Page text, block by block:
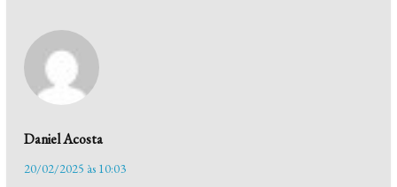
Daniel Acosta
20/02/2025 às 10:03